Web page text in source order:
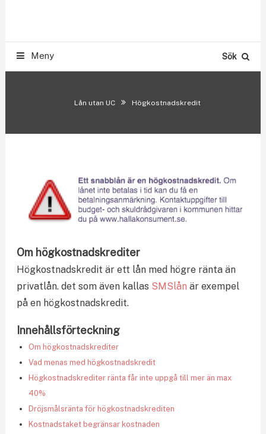
Content
Meny Sök
Lån utan UC Högkostnadskredit
Om högkostnadskrediter
Högkostnadskredit är ett lån med högre ränta än
privatlån. det som även kallas SMSlån är exempel
på en högkostnadskredit.
Innehållsförteckning
Om högkostnadskrediter
Vad menas med högkostnadskredit
Högkostnadskrediter ränta får inte uppgå till mer än max
40%
Dröjsmålsränta för högkostnadskrediten
Kostnadstaket begränsar kostnaden